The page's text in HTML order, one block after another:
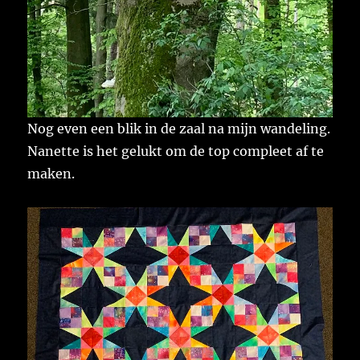
Nog even een blik in de zaal na mijn wandeling.
Nanette is het gelukt om de top compleet af te
maken.